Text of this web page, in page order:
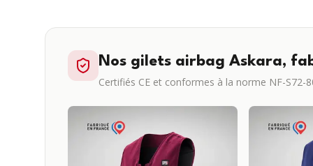
Nos gilets airbag Askara,
Certifiés CE et conformes à la norme NF-S72-